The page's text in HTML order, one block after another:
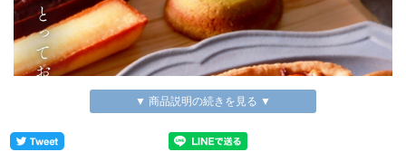
▼ 商品説明の続きを見る ▼